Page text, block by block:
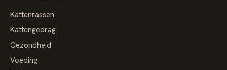
Kattenrassen
Kattengedrag
Gezondheid
Voeding